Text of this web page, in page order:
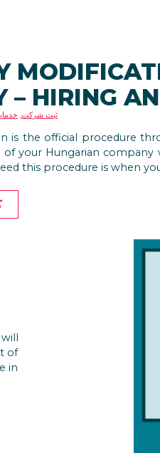
– HIRING
ثبت شرکت,
is the official procedure
of your Hungarian
this procedure is when
of
in